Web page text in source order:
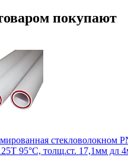
покупают
стекловолокном
95°С, толщ.ст. 17,1мм дл